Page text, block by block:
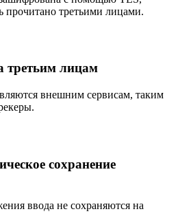
прочитано третьими лицами.
третьим лицам
внешним сервисам, таким
сохранение
ввода не сохраняются на